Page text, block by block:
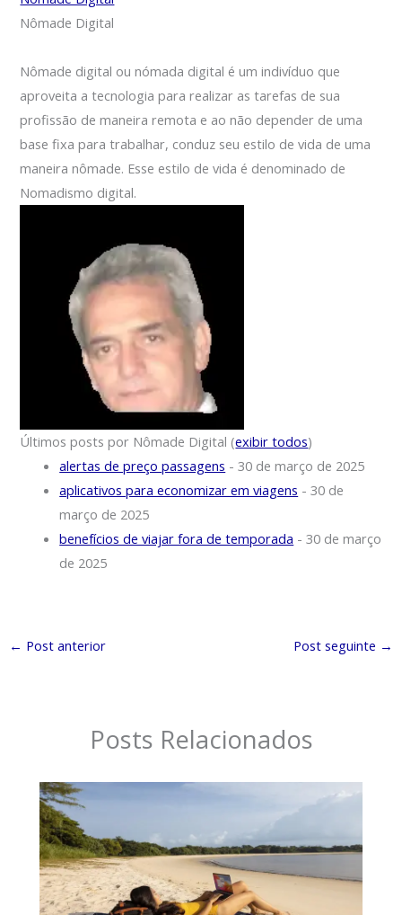
Nômade Digital
Nômade digital ou nómada digital é um indivíduo que
aproveita a tecnologia para realizar as tarefas de sua
profissão de maneira remota e ao não depender de uma
base fixa para trabalhar, conduz seu estilo de vida de uma
maneira nômade. Esse estilo de vida é denominado de
Nomadismo digital.
Últimos posts por Nômade Digital (exibir todos)
alertas de preço passagens - 30 de março de 2025
aplicativos para economizar em viagens - 30 de
março de 2025
benefícios de viajar fora de temporada - 30 de março
de 2025
← Post anterior Post seguinte →
Posts Relacionados